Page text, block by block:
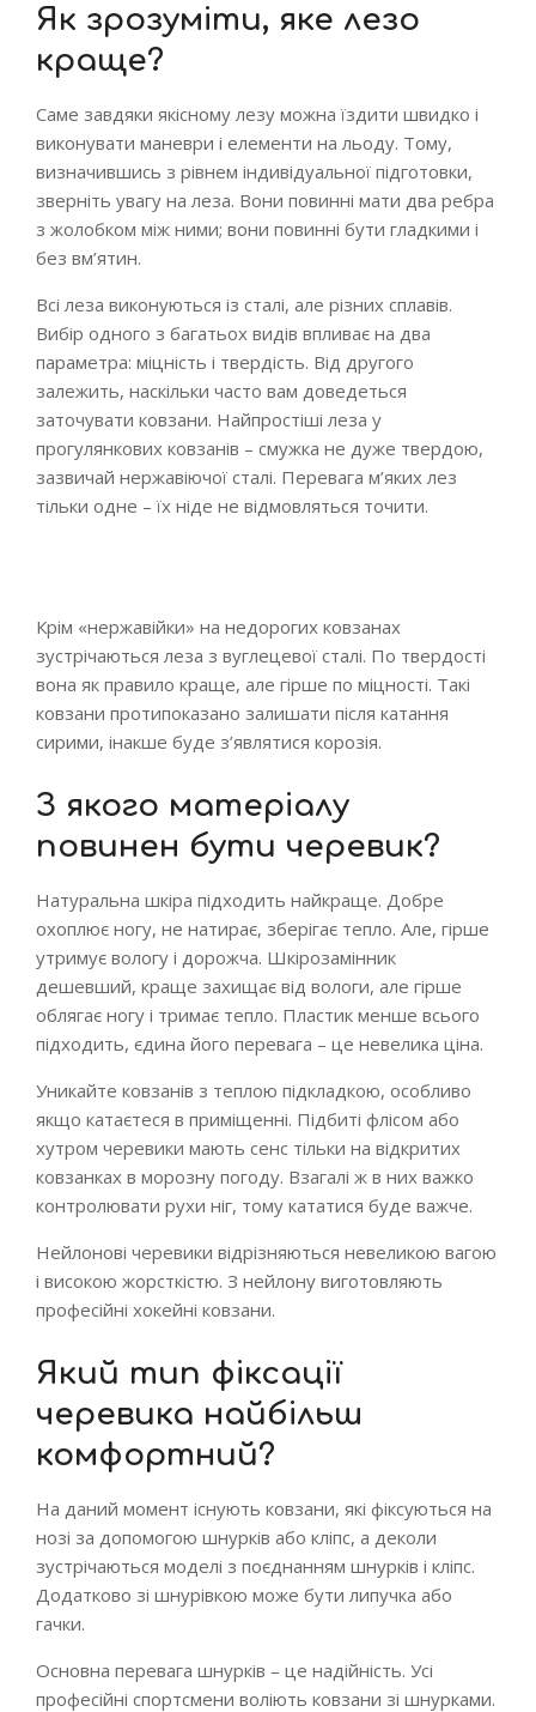
Як зрозуміти, яке лезо
краще?
Саме завдяки якісному лезу можна їздити швидко і
виконувати маневри і елементи на льоду. Тому,
визначившись з рівнем індивідуальної підготовки,
зверніть увагу на леза. Вони повинні мати два ребра
з жолобком між ними; вони повинні бути гладкими і
без вм’ятин.
Всі леза виконуються із сталі, але різних сплавів.
Вибір одного з багатьох видів впливає на два
параметра: міцність і твердість. Від другого
залежить, наскільки часто вам доведеться
заточувати ковзани. Найпростіші леза у
прогулянкових ковзанів – смужка не дуже твердою,
зазвичай нержавіючої сталі. Перевага м’яких лез
тільки одне – їх ніде не відмовляться точити.
Крім «нержавійки» на недорогих ковзанах
зустрічаються леза з вуглецевої сталі. По твердості
вона як правило краще, але гірше по міцності. Такі
ковзани протипоказано залишати після катання
сирими, інакше буде з’являтися корозія.
З якого матеріалу
повинен бути черевик?
Натуральна шкіра підходить найкраще. Добре
охоплює ногу, не натирає, зберігає тепло. Але, гірше
утримує вологу і дорожча. Шкірозамінник
дешевший, краще захищає від вологи, але гірше
облягає ногу і тримає тепло. Пластик менше всього
підходить, єдина його перевага – це невелика ціна.
Уникайте ковзанів з теплою підкладкою, особливо
якщо катаєтеся в приміщенні. Підбиті флісом або
хутром черевики мають сенс тільки на відкритих
ковзанках в морозну погоду. Взагалі ж в них важко
контролювати рухи ніг, тому кататися буде важче.
Нейлонові черевики відрізняються невеликою вагою
і високою жорсткістю. З нейлону виготовляють
професійні хокейні ковзани.
Який тип фіксації
черевика найбільш
комфортний?
На даний момент існують ковзани, які фіксуються на
нозі за допомогою шнурків або кліпс, а деколи
зустрічаються моделі з поєднанням шнурків і кліпс.
Додатково зі шнурівкою може бути липучка або
гачки.
Основна перевага шнурків – це надійність. Усі
професійні спортсмени воліють ковзани зі шнурками.